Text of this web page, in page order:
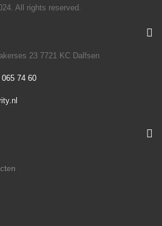
All rights reserved.
23 7721 KC Dalfsen
74 60